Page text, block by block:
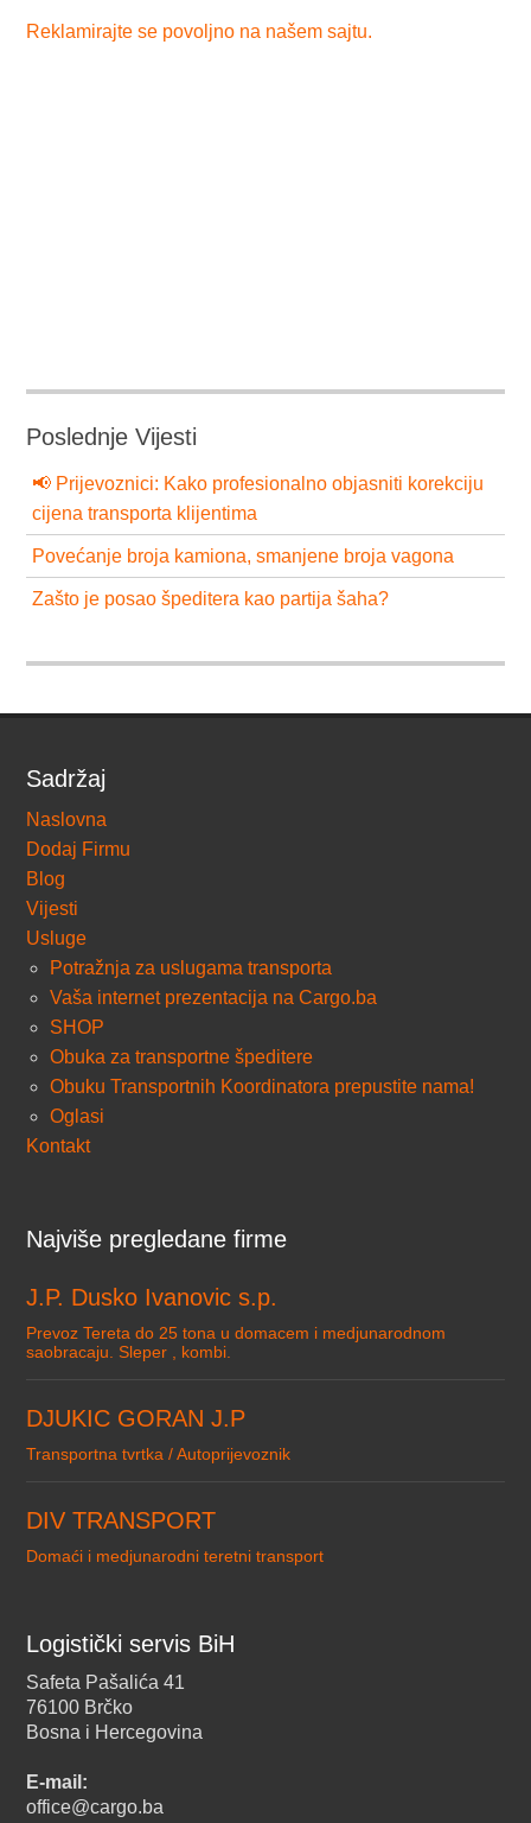
Reklamirajte se povoljno na našem sajtu.
Poslednje Vijesti
📢 Prijevoznici: Kako profesionalno objasniti korekciju
cijena transporta klijentima
Povećanje broja kamiona, smanjene broja vagona
Zašto je posao špeditera kao partija šaha?
Sadržaj
Naslovna
Dodaj Firmu
Blog
Vijesti
Usluge
Potražnja za uslugama transporta
Vaša internet prezentacija na Cargo.ba
SHOP
Obuka za transportne špeditere
Obuku Transportnih Koordinatora prepustite nama!
Oglasi
Kontakt
Najviše pregledane firme
J.P. Dusko Ivanovic s.p.
Prevoz Tereta do 25 tona u domacem i medjunarodnom
saobracaju. Sleper , kombi.
DJUKIC GORAN J.P
Transportna tvrtka / Autoprijevoznik
DIV TRANSPORT
Domaći i medjunarodni teretni transport
Logistički servis BiH
Safeta Pašalića 41
76100 Brčko
Bosna i Hercegovina
E-mail:
office@cargo.ba